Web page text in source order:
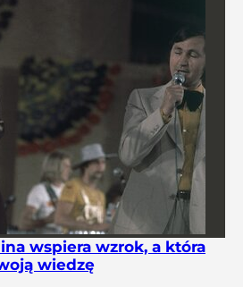
wspiera wzrok, a która
wiedzę